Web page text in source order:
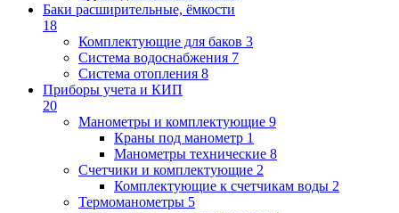
Баки расширительные, ёмкости
18
Комплектующие для баков 3
Система водоснабжения 7
Система отопления 8
Приборы учета и КИП
20
Манометры и комплектующие 9
Краны под манометр 1
Манометры технические 8
Счетчики и комплектующие 2
Комплектующие к счетчикам воды 2
Термоманометры 5